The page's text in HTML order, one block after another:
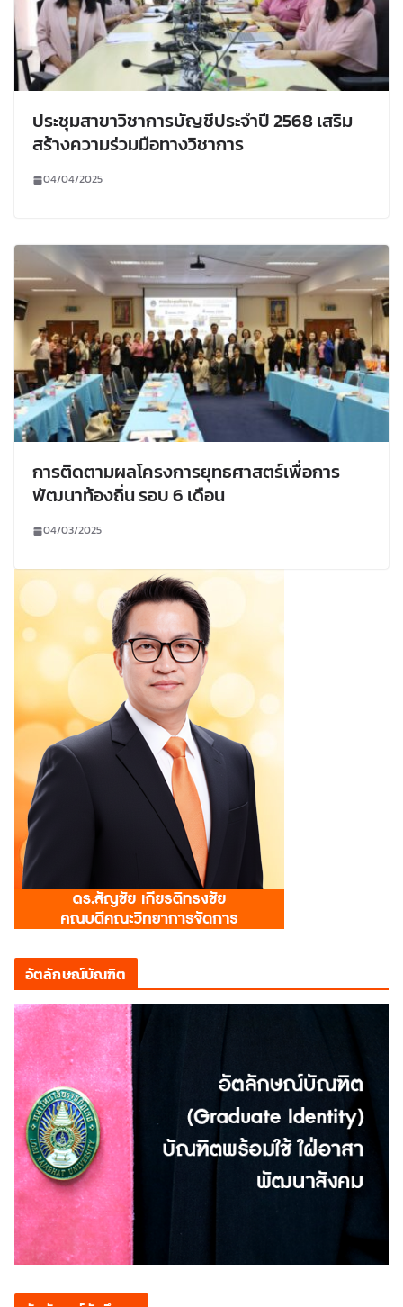
ประชุมสาขาวิชาการบัญชีประจำปี 2568 เสริม
สร้างความร่วมมือทางวิชาการ
04/04/2025
การติดตามผลโครงการยุทธศาสตร์เพื่อการ
พัฒนาท้องถิ่น รอบ 6 เดือน
04/03/2025
อัตลักษณ์บัณฑิต